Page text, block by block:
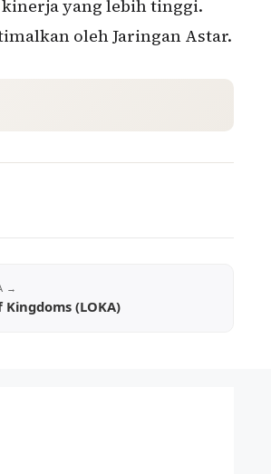
yang lebih tinggi.
oleh Jaringan Astar.
Kingdoms (LOKA)